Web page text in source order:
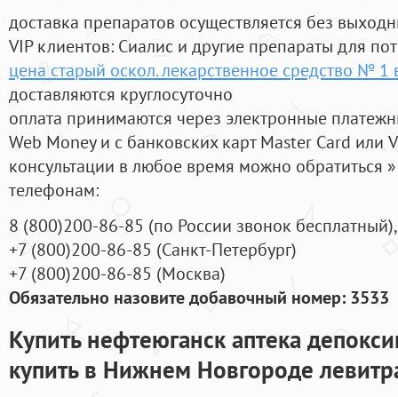
доставка препаратов осуществляется без
VIP клиентов: Сиалис и другие препараты для
цена старый оскол. лекарственное средство №
доставляются круглосуточно
оплата принимаются через электронные
Web Money и с банковских карт Master Card или
консультации в любое время можно обратиться
телефонам:
8 (800)200-86-85 (по России звонок бесплатный),
+7 (800)200-86-85 (Санкт-Петербург)
+7 (800)200-86-85 (Москва)
Обязательно назовите добавочный номер: 3533
Купить нефтеюганск аптека
купить в Нижнем Новгороде